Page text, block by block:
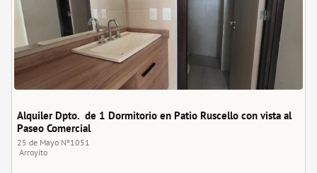
Alquiler Dpto.  de 1 Dormitorio en Patio Ruscello con vista al
Paseo Comercial
25 de Mayo Nº1051
Arroyito